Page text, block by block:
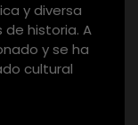
y diversa
historia. A
y se ha
cultural